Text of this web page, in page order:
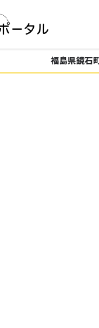
福島県鏡石